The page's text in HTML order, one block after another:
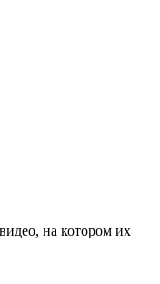
на котором их